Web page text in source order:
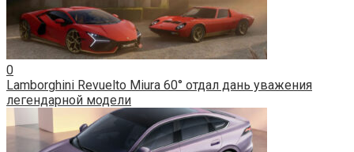
0
Lamborghini Revuelto Miura 60° отдал дань уважения
легендарной модели